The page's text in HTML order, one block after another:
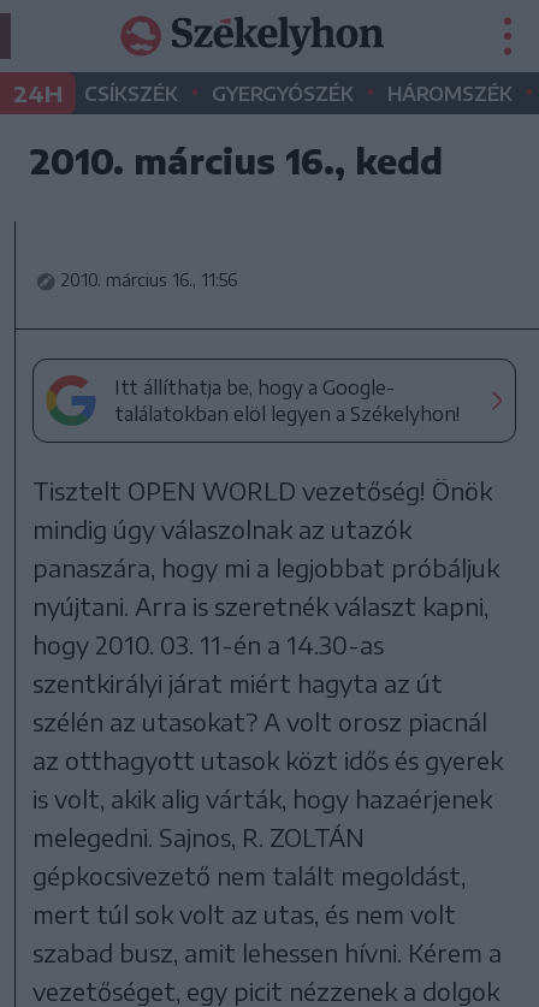
24H CSÍKSZÉK • GYERGYÓSZÉK • HÁROMSZÉK •
2010. március 16., kedd
2010. március 16., 11:56
Itt állíthatja be, hogy a Google-
találatokban elöl legyen a Székelyhon!
Tisztelt OPEN WORLD vezetőség! Önök
mindig úgy válaszolnak az utazók
panaszára, hogy mi a legjobbat próbáljuk
nyújtani. Arra is szeretnék választ kapni,
hogy 2010. 03. 11-én a 14.30-as
szentkirályi járat miért hagyta az út
szélén az utasokat? A volt orosz piacnál
az otthagyott utasok közt idős és gyerek
is volt, akik alig várták, hogy hazaérjenek
melegedni. Sajnos, R. ZOLTÁN
gépkocsivezető nem talált megoldást,
mert túl sok volt az utas, és nem volt
szabad busz, amit lehessen hívni. Kérem a
vezetőséget, egy picit nézzenek a dolgok